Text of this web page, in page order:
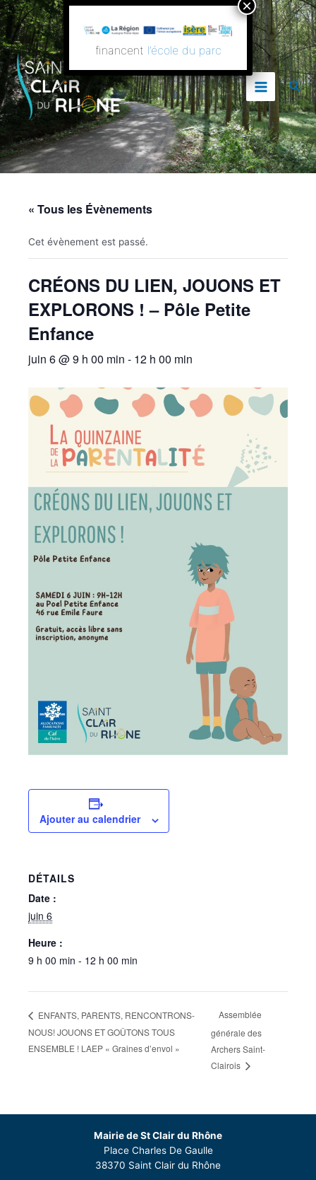
Aller
au
contenu
Main
Menu
« Tous les Évènements
Cet évènement est passé.
CRÉONS DU LIEN, JOUONS ET
EXPLORONS ! – Pôle Petite
Enfance
juin 6 @ 9 h 00 min - 12 h 00 min
Ajouter au calendrier
DÉTAILS
Date :
juin 6
Heure :
9 h 00 min - 12 h 00 min
ENFANTS, PARENTS, RENCONTRONS-
NOUS! JOUONS ET GOÛTONS TOUS
ENSEMBLE ! LAEP « Graines d’envol »
Assemblée
générale des
Archers Saint-
Clairois
Mairie de St Clair du Rhône
Place Charles De Gaulle
38370 Saint Clair du Rhône
financent l’école du parc